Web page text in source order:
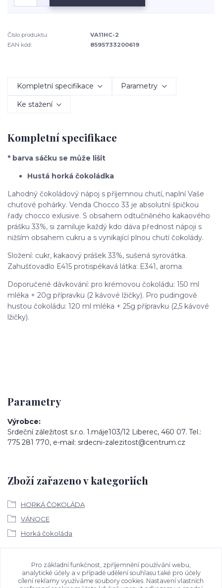
Číslo produktu:
VA11HC-2
EAN kód:
8595733200619
Kompletní specifikace Parametry
Ke stažení
Kompletní specifikace
* barva sáčku se může lišit
Hustá horká čokoládka
Lahodný čokoládový nápoj s příjemnou chutí, naplní Vaše
chuťové pohárky. Venda Chocco 33 je absolutní špičkou
řady chocco exlusive. S obsahem odtučněného kakaového
prášku 33%, si zamiluje každý kdo dáva přednost nápoji s
nižším obsahem cukru a s vynikající plnou chutí čokolády.
Složení: cukr, kakaový prášek 33%, sušená syrovátka.
Zahušťovadlo E415 protispékavá látka: E341, aroma.
Doporučené dávkování: pro krémovou čokoládu: 150 ml
mléka + 20g přípravku (2 kávové lžičky). Pro pudingově
hustou čokoládu: 120 ml mléka + 25g přípravku (2,5 kávové
lžičky).
Parametry
Výrobce
Srdeční záležitost s.r.o. 1.máje103/12 Liberec, 460 07. Tel.:
775 281 770, e-mail: srdecni-zalezitost@centrum.cz
Zboží zařazeno v kategoriích
HORKÁ ČOKOLÁDA
VÁNOCE
Horká čokoláda
Ke stažení
Pro základní funkčnost, zpříjemnění používání webu,
analytické účely a v případě udělení souhlasu také pro účely
cílení reklamy využíváme soubory cookies. Nastavení vlastních